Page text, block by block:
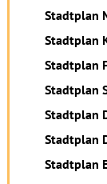
Stadtplan
Stadtplan
Stadtplan
Stadtplan
Stadtplan
Stadtplan
Stadtplan